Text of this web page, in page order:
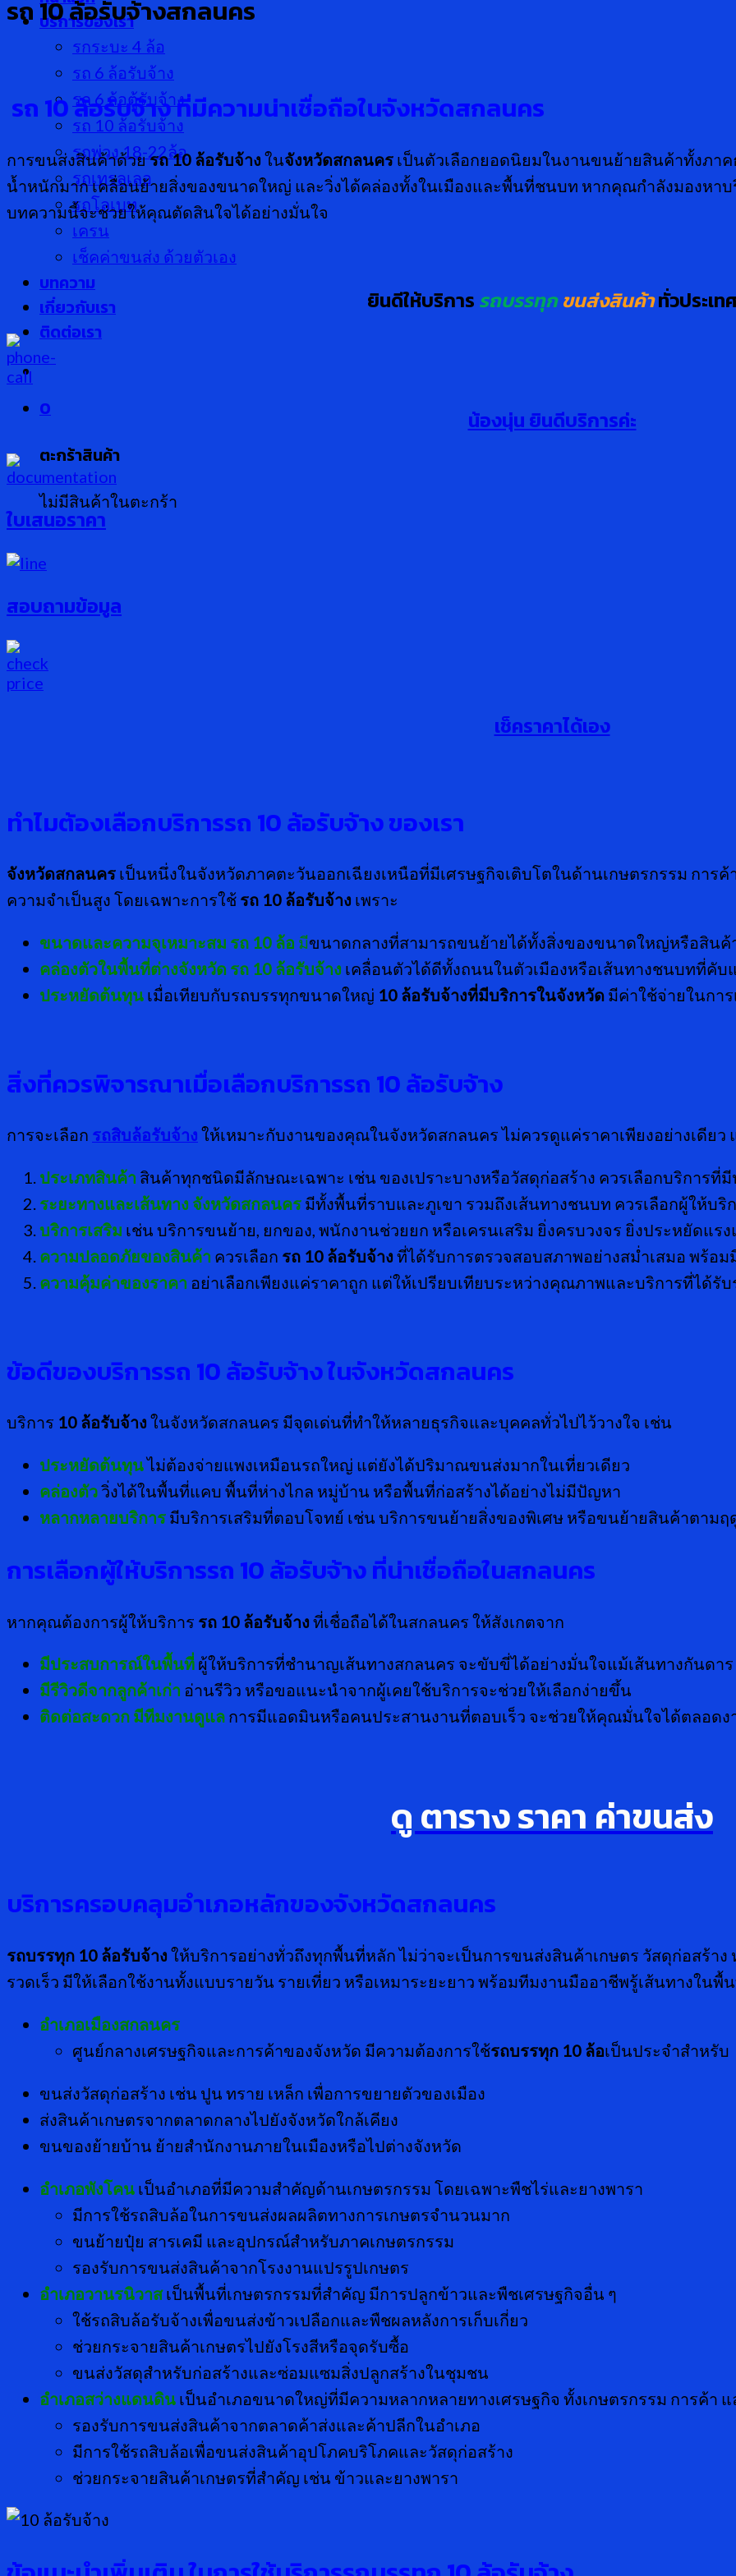
บริการของเรา
รกระบะ 4 ล้อ
รถ 6 ล้อรับจ้าง
รถ 6 ล้อตู้รับจ้าง
รถ 10 ล้อรับจ้าง
รถพ่วง 18-22ล้อ
รถเทรลเลอ
รถโลเบท
เครน
เช็คค่าขนส่ง ด้วยตัวเอง
บทความ
เกี่ยวกับเรา
ติดต่อเรา
0
ตะกร้าสินค้า
ไม่มีสินค้าในตะกร้า
รถ 10 ล้อรับจ้างสกลนคร
รถ 10 ล้อรับจ้าง ที่มีความน่าเชื่อถือในจังหวัดสกลนคร
การขนส่งสินค้าด้วยรถ10 ล้อรับจ้าง ในจังหวัดสกลนคร เป็นตัวเลือกยอดนิยมในงานขนย้ายสินค้าทั้งภา
น้ำหนักมาก เคลื่อนย้ายสิ่งของขนาดใหญ่ และวิ่งได้คล่องทั้งในเมืองและพื้นที่ชนบท หากคุณกำลังมองหาบ
บทความนี้จะช่วยให้คุณตัดสินใจได้อย่างมั่นใจ
ยินดีให้บริการ รถบรรทุก ขนส่งสินค้าทั่วประเท
น้องนุ่น ยินดีบริการค่ะ
ใบเสนอราคา
สอบถามข้อมูล
เช็คราคาได้เอง
ทำไมต้องเลือกบริการรถ 10 ล้อรับจ้างของเรา
จังหวัดสกลนคร เป็นหนึ่งในจังหวัดภาคตะวันออกเฉียงเหนือที่มีเศรษฐกิจเติบโตในด้านเกษตรกรรม การ
ความจำเป็นสูง โดยเฉพาะการใช้ รถ 10 ล้อรับจ้าง เพราะ
ขนาดและความจุเหมาะสม รถ 10 ล้อ มีขนาดกลางที่สามารถขนย้ายได้ทั้งสิ่งของขนาดใหญ่หรือสินค้
คล่องตัวในพื้นที่ต่างจังหวัด รถ 10 ล้อรับจ้าง เคลื่อนตัวได้ดีทั้งถนนในตัวเมืองหรือเส้นทางชนบทที่คับ
ประหยัดต้นทุน เมื่อเทียบกับรถบรรทุกขนาดใหญ่ 10 ล้อรับจ้างที่มีบริการในจังหวัด มีค่าใช้จ่ายในกา
สิ่งที่ควรพิจารณาเมื่อเลือกบริการรถ 10 ล้อรับจ้าง
การจะเลือก รถสิบล้อรับจ้าง ให้เหมาะกับงานของคุณในจังหวัดสกลนคร ไม่ควรดูแค่ราคาเพียงอย่างเดีย
ประเภทสินค้า สินค้าทุกชนิดมีลักษณะเฉพาะ เช่น ของเปราะบางหรือวัสดุก่อสร้าง ควรเลือกบริการ
ระยะทางและเส้นทาง จังหวัดสกลนคร มีทั้งพื้นที่ราบและภูเขา รวมถึงเส้นทางชนบท ควรเลือกผู้ให้บ
บริการเสริม เช่น บริการขนย้าย, ยกของ, พนักงานช่วยยก หรือเครนเสริม ยิ่งครบวงจร ยิ่งประหยัดแรง
ความปลอดภัยของสินค้า ควรเลือก รถ 10 ล้อรับจ้าง ที่ได้รับการตรวจสอบสภาพอย่างสม่ำเสมอ พร้อ
ความคุ้มค่าของราคา อย่าเลือกเพียงแค่ราคาถูก แต่ให้เปรียบเทียบระหว่างคุณภาพและบริการที่ได้รับ
ข้อดีของบริการรถ 10 ล้อรับจ้างในจังหวัดสกลนคร
บริการ 10 ล้อรับจ้าง ในจังหวัดสกลนคร มีจุดเด่นที่ทำให้หลายธุรกิจและบุคคลทั่วไปไว้วางใจ เช่น
ประหยัดต้นทุนไม่ต้องจ่ายแพงเหมือนรถใหญ่ แต่ยังได้ปริมาณขนส่งมากในเที่ยวเดียว
คล่องตัววิ่งได้ในพื้นที่แคบ พื้นที่ห่างไกล หมู่บ้าน หรือพื้นที่ก่อสร้างได้อย่างไม่มีปัญหา
หลากหลายบริการ มีบริการเสริมที่ตอบโจทย์ เช่น บริการขนย้ายสิ่งของพิเศษ หรือขนย้ายสินค้าตามฤ
การเลือกผู้ให้บริการรถ 10 ล้อรับจ้าง ที่น่าเชื่อถือในสกลนคร
หากคุณต้องการผู้ให้บริการ รถ 10 ล้อรับจ้าง ที่เชื่อถือได้ในสกลนคร ให้สังเกตจาก
มีประสบการณ์ในพื้นที่ ผู้ให้บริการที่ชำนาญเส้นทางสกลนคร จะขับขี่ได้อย่างมั่นใจแม้เส้นทางกันดาร
มีรีวิวดีจากลูกค้าเก่า อ่านรีวิว หรือขอแนะนำจากผู้เคยใช้บริการจะช่วยให้เลือกง่ายขึ้น
ติดต่อสะดวก มีทีมงานดูแล การมีแอดมินหรือคนประสานงานที่ตอบเร็ว จะช่วยให้คุณมั่นใจได้ตลอดง
ดู ตาราง ราคา ค่าขนส่ง
บริการครอบคลุมอำเภอหลักของจังหวัดสกลนคร
รถบรรทุก 10 ล้อรับจ้าง ให้บริการอย่างทั่วถึงทุกพื้นที่หลัก ไม่ว่าจะเป็นการขนส่งสินค้าเกษตร วัสดุก่อสร้า
รวดเร็ว มีให้เลือกใช้งานทั้งแบบรายวัน รายเที่ยว หรือเหมาระยะยาว พร้อมทีมงานมืออาชีพรู้เส้นทางในพื้
อำเภอเมืองสกลนคร
ศูนย์กลางเศรษฐกิจและการค้าของจังหวัด มีความต้องการใช้รถบรรทุก 10 ล้อเป็นประจำสำหรับ
ขนส่งวัสดุก่อสร้าง เช่น ปูน ทราย เหล็ก เพื่อการขยายตัวของเมือง
ส่งสินค้าเกษตรจากตลาดกลางไปยังจังหวัดใกล้เคียง
ขนของย้ายบ้าน ย้ายสำนักงานภายในเมืองหรือไปต่างจังหวัด
อำเภอพังโคน เป็นอำเภอที่มีความสำคัญด้านเกษตรกรรม โดยเฉพาะพืชไร่และยางพารา
มีการใช้รถสิบล้อในการขนส่งผลผลิตทางการเกษตรจำนวนมาก
ขนย้ายปุ๋ย สารเคมี และอุปกรณ์สำหรับภาคเกษตรกรรม
รองรับการขนส่งสินค้าจากโรงงานแปรรูปเกษตร
อำเภอวานรนิวาส เป็นพื้นที่เกษตรกรรมที่สำคัญ มีการปลูกข้าวและพืชเศรษฐกิจอื่น ๆ
ใช้รถสิบล้อรับจ้างเพื่อขนส่งข้าวเปลือกและพืชผลหลังการเก็บเกี่ยว
ช่วยกระจายสินค้าเกษตรไปยังโรงสีหรือจุดรับซื้อ
ขนส่งวัสดุสำหรับก่อสร้างและซ่อมแซมสิ่งปลูกสร้างในชุมชน
อำเภอสว่างแดนดิน เป็นอำเภอขนาดใหญ่ที่มีความหลากหลายทางเศรษฐกิจ ทั้งเกษตรกรรม การค้า
รองรับการขนส่งสินค้าจากตลาดค้าส่งและค้าปลีกในอำเภอ
มีการใช้รถสิบล้อเพื่อขนส่งสินค้าอุปโภคบริโภคและวัสดุก่อสร้าง
ช่วยกระจายสินค้าเกษตรที่สำคัญ เช่น ข้าวและยางพารา